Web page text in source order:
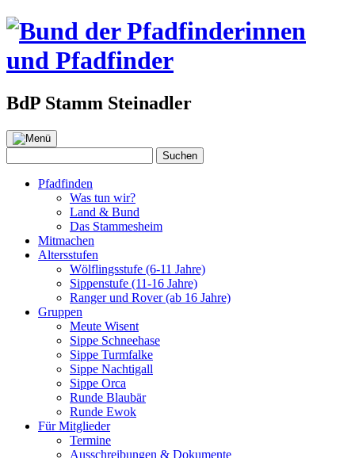
BdP Stamm Steinadler
Zum
Inhalt
springen
nach:
Suchen
Pfadfinden
Was tun wir?
Land & Bund
Das Stammesheim
Mitmachen
Altersstufen
Wölflingsstufe (6-11 Jahre)
Sippenstufe (11-16 Jahre)
Ranger und Rover (ab 16 Jahre)
Gruppen
Meute Wisent
Sippe Schneehase
Sippe Turmfalke
Sippe Nachtigall
Sippe Orca
Runde Blaubär
Runde Ewok
Für Mitglieder
Termine
Ausschreibungen & Dokumente